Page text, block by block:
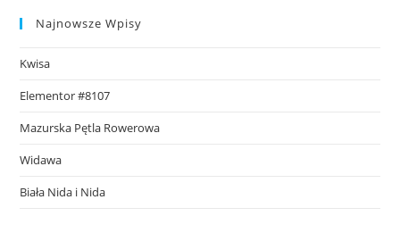
Najnowsze Wpisy
Kwisa
Elementor #8107
Mazurska Pętla Rowerowa
Widawa
Biała Nida i Nida